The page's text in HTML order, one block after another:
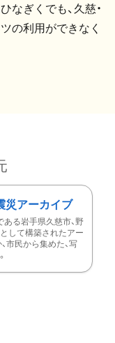
なぎくでも、久慈・
の利用ができなく
災アーカイブ
る岩手県久慈市、野
して構築されたアー
市民から集めた、写